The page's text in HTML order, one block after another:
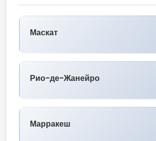
Маскат
Рио-де-Жанейро
Марракеш